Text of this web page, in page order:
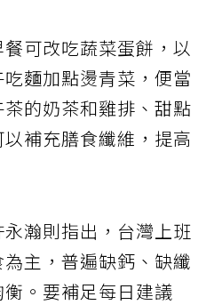
可改吃蔬菜蛋餅，以
麵加點燙青菜，便當
的奶茶和雞排、甜點
補充膳食纖維，提高
永瀚則指出，台灣上班
主，普遍缺鈣、缺纖
。要補足每日建議